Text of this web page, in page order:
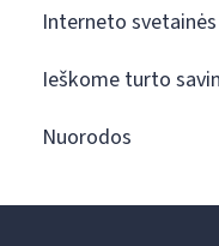
Interneto
Ieškome turto
Nuorodos